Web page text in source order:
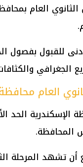
العام
الجغرافي
العام محافظة
الإسكندرية
المحافظة.
أن تشهد المرحلة